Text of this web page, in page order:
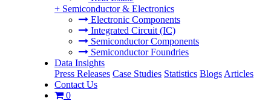
+ Semiconductor & Electronics
Electronic Components
Integrated Circuit (IC)
Semiconductor Components
Semiconductor Foundries
Data Insights
Press Releases Case Studies Statistics Blogs Articles
Contact Us
0